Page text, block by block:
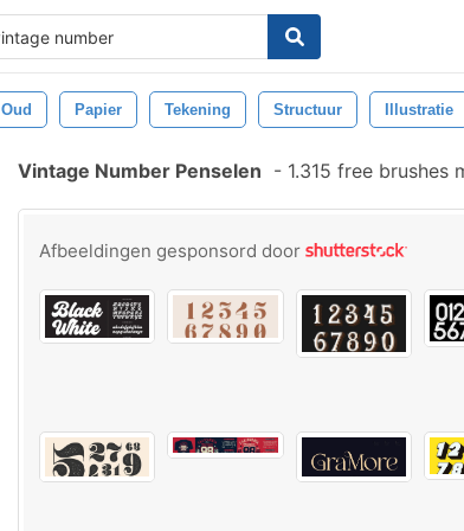
Oud Papier Tekening Structuur Illustratie
Vintage Number Penselen - 1.315 free brushes
Afbeeldingen gesponsord door